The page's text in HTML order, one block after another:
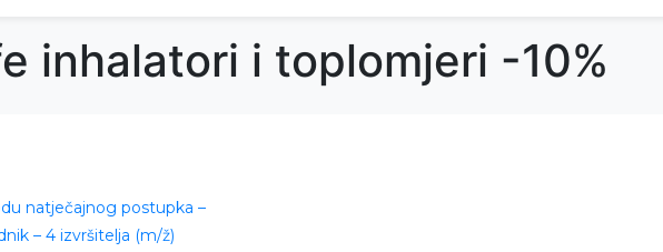
inhalatori i toplomjeri -10%
natječajnog postupka –
– 4 izvršitelja (m/ž)